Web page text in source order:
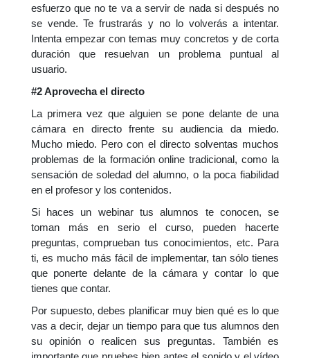
esfuerzo que no te va a servir de nada si después no
se vende. Te frustrarás y no lo volverás a intentar.
Intenta empezar con temas muy concretos y de corta
duración que resuelvan un problema puntual al
usuario.
#2 Aprovecha el directo
La primera vez que alguien se pone delante de una
cámara en directo frente su audiencia da miedo.
Mucho miedo. Pero con el directo solventas muchos
problemas de la formación online tradicional, como la
sensación de soledad del alumno, o la poca fiabilidad
en el profesor y los contenidos.
Si haces un webinar tus alumnos te conocen, se
toman más en serio el curso, pueden hacerte
preguntas, comprueban tus conocimientos, etc. Para
ti, es mucho más fácil de implementar, tan sólo tienes
que ponerte delante de la cámara y contar lo que
tienes que contar.
Por supuesto, debes planificar muy bien qué es lo que
vas a decir, dejar un tiempo para que tus alumnos den
su opinión o realicen sus preguntas. También es